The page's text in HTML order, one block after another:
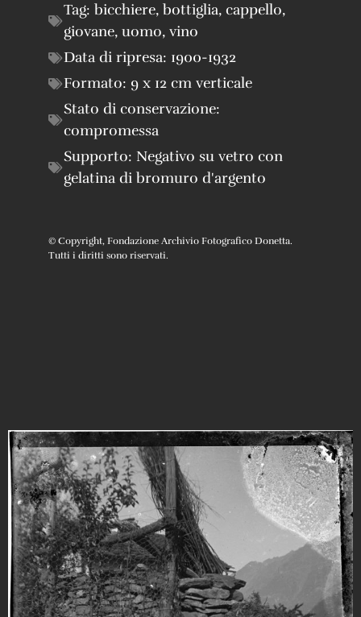
Tag: bicchiere, bottiglia, cappello,
giovane, uomo, vino
Data di ripresa: 1900-1932
Formato: 9 x 12 cm verticale
Stato di conservazione:
compromessa
Supporto: Negativo su vetro con
gelatina di bromuro d'argento
© Copyright, Fondazione Archivio Fotografico Donetta.
Tutti i diritti sono riservati.